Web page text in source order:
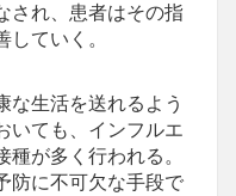
され、患者はその指
ていく。
な生活を送れるよう
いても、インフルエ
が多く行われる。
防に不可欠な手段で